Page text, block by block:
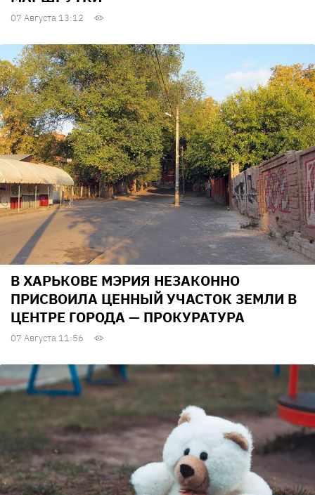
07 Августа 13:12
В ХАРЬКОВЕ МЭРИЯ НЕЗАКОННО
ПРИСВОИЛА ЦЕННЫЙ УЧАСТОК ЗЕМЛИ В
ЦЕНТРЕ ГОРОДА — ПРОКУРАТУРА
07 Августа 11:56